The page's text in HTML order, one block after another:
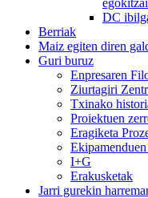
DC
Berriak
Maiz egiten diren
Guri buruz
Enpresaren
Ziurtagiri
Txinako
Proiektuen
Eragiketa
I+G
Erakusketak
Jarri gurekin